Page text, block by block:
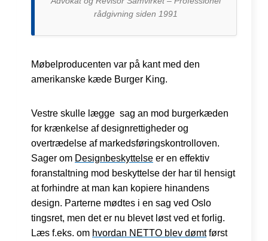
rådgivning siden 1991
Møbelproducenten var på kant med den
amerikanske kæde Burger King.
Vestre skulle lægge sag an mod burgerkæden
for krænkelse af designrettigheder og
overtrædelse af markedsføringskontrolloven.
Sager om Designbeskyttelse er en effektiv
foranstaltning mod beskyttelse der har til hensigt
at forhindre at man kan kopiere hinandens
design. Parterne mødtes i en sag ved Oslo
tingsret, men det er nu blevet løst ved et forlig.
Læs f.eks. om hvordan NETTO blev dømtførst